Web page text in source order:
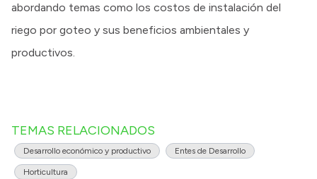
abordando temas como los costos de instalación del
riego por goteo y sus beneficios ambientales y
productivos.
TEMAS RELACIONADOS
Desarrollo económico y productivo Entes de Desarrollo
Horticultura